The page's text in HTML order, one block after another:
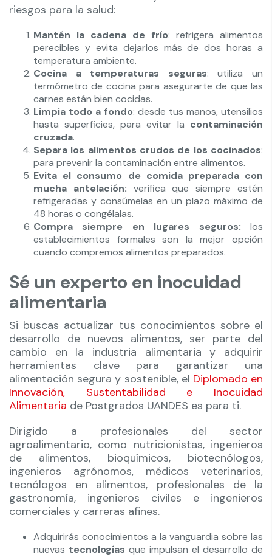
riesgos para la salud:
Mantén la cadena de frío: refrigera alimentos
perecibles y evita dejarlos más de dos horas a
temperatura ambiente.
Cocina a temperaturas seguras: utiliza un
termómetro de cocina para asegurarte de que las
carnes están bien cocidas.
Limpia todo a fondo: desde tus manos, utensilios
hasta superficies, para evitar la contaminación
cruzada.
Separa los alimentos crudos de los cocinados:
para prevenir la contaminación entre alimentos.
Evita el consumo de comida preparada con
mucha antelación: verifica que siempre estén
refrigeradas y consúmelas en un plazo máximo de
48 horas o congélalas.
Compra siempre en lugares seguros: los
establecimientos formales son la mejor opción
cuando compremos alimentos preparados.
Sé un experto en inocuidad
alimentaria
Si buscas actualizar tus conocimientos sobre el
desarrollo de nuevos alimentos, ser parte del
cambio en la industria alimentaria y adquirir
herramientas clave para garantizar una
alimentación segura y sostenible, el Diplomado en
Innovación, Sustentabilidad e Inocuidad
Alimentaria de Postgrados UANDES es para ti.
Dirigido a profesionales del sector
agroalimentario, como nutricionistas, ingenieros
de alimentos, bioquímicos, biotecnólogos,
ingenieros agrónomos, médicos veterinarios,
tecnólogos en alimentos, profesionales de la
gastronomía, ingenieros civiles e ingenieros
comerciales y carreras afines.
Adquirirás conocimientos a la vanguardia sobre las
nuevas tecnologías que impulsan el desarrollo de